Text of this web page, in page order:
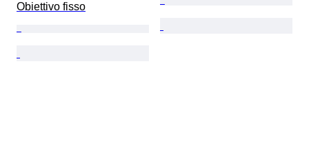
Obiettivo fisso